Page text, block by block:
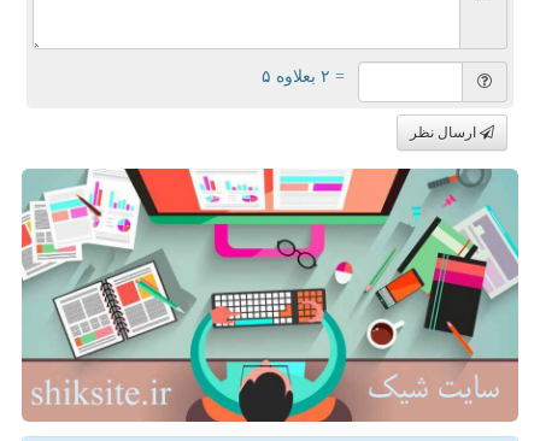
= ۲ بعلاوه ۵
ارسال نظر